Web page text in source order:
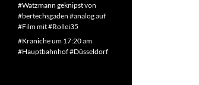
#Watzmann geknipst von
#bertechsgaden #analog auf
#Film mit #Rollei35
#Kraniche um 17:20 am
#Hauptbahnhof #Düsseldorf